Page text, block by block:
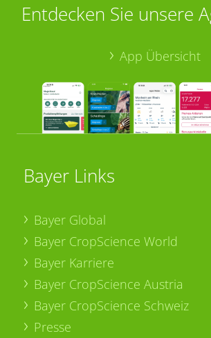
Entdecken Sie unsere
App Übersicht
Bayer Links
Bayer Global
Bayer CropScience World
Bayer Karriere
Bayer CropScience Austria
Bayer CropScience Schweiz
Presse